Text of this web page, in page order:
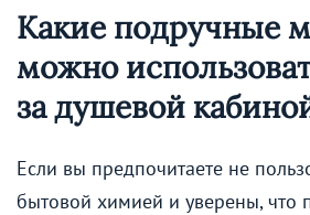
Какие подручные
можно
за душевой
Если вы предпочитаете не
бытовой химией и уверены, что